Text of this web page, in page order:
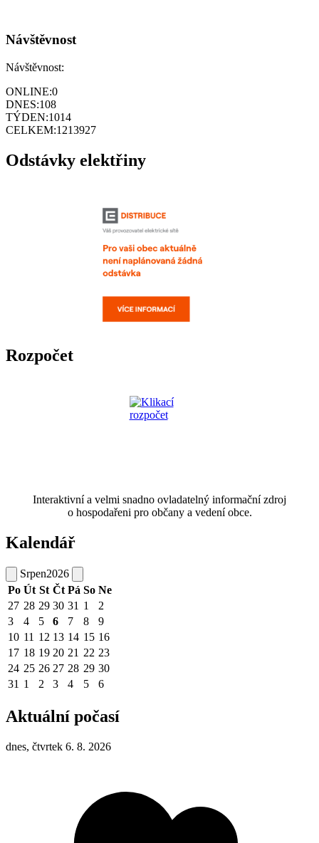
Návštěvnost
Návštěvnost:
ONLINE:0
DNES:108
TÝDEN:1014
CELKEM:1213927
Odstávky elektřiny
Rozpočet
Interaktivní a velmi snadno ovladatelný informační zdroj
o hospodařeni pro občany a vedení obce.
Kalendář
Srpen2026
Po Út St Čt Pá So Ne
27 28 29 30 31 1
2
3
4 5 6 7 8
9
10 11 12 13 14 15 16
17 18 19 20 21 22 23
24 25 26 27 28 29 30
31 1 2 3 4 5 6
Aktuální počasí
dnes, čtvrtek 6. 8. 2026